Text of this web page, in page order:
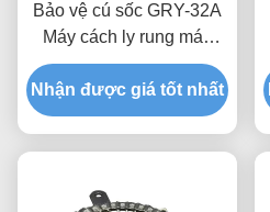
Bảo vệ cú sốc GRY-32A
Máy cách ly rung máy
ảnh thép không gỉ cho
UAV trên không
Nhận được giá tốt nhất